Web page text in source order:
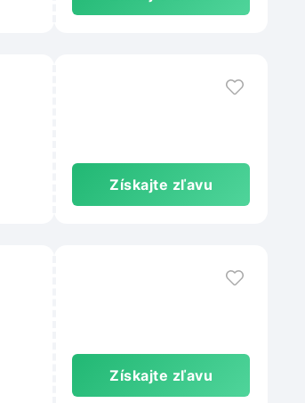
Získajte zľavu
Získajte zľavu